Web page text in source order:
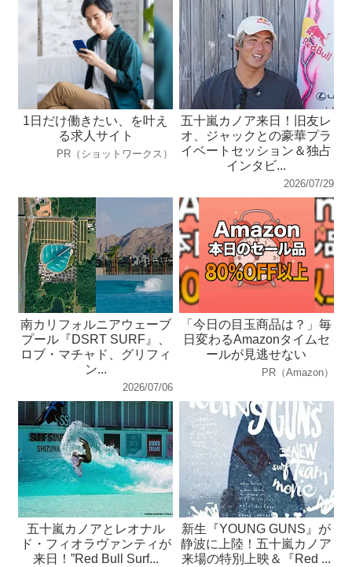
1日だけ働きたい、を叶え
る求人サイト
PR（ショットワークス）
五十嵐カノア来日！旧友レ
オ、ジャックとの豪華プラ
イベートセッション＆独占
インタビ...
2026/07/29
南カリフォルニアウェーブ
プール『DSRT SURF』、
ロブ・マチャド、グリフィ
ン...
2026/07/06
「今日の目玉商品は？」毎
日変わるAmazonタイムセ
ールが見逃せない
PR（Amazon）
五十嵐カノアとレオナル
ド・フィオラヴァンティが
来日！”Red Bull Surf...
新生『YOUNG GUNS』が
静波に上陸！五十嵐カノア
来場の特別上映＆『Red ...